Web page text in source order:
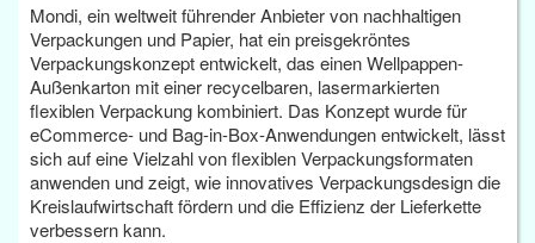
Mondi, ein weltweit führender Anbieter von nachhaltigen
Verpackungen und Papier, hat ein preisgekröntes
Verpackungskonzept entwickelt, das einen Wellpappen-
Außenkarton mit einer recycelbaren, lasermarkierten
flexiblen Verpackung kombiniert. Das Konzept wurde für
eCommerce- und Bag-in-Box-Anwendungen entwickelt, lässt
sich auf eine Vielzahl von flexiblen Verpackungsformaten
anwenden und zeigt, wie innovatives Verpackungsdesign die
Kreislaufwirtschaft fördern und die Effizienz der Lieferkette
verbessern kann.